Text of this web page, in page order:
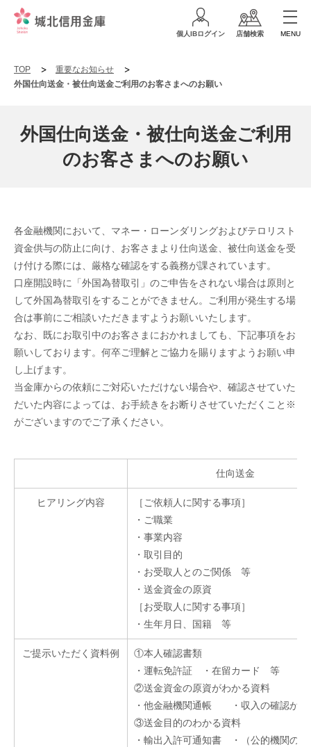
個人IBログイン 店舗検索 MENU
TOP
重要なお知らせ
外国仕向送金・被仕向送金ご利用のお客さまへのお願い
外国仕向送金・被仕向送金ご利用
のお客さまへのお願い
各金融機関において、マネー・ローンダリングおよびテロリスト
資金供与の防止に向け、お客さまより仕向送金、被仕向送金を受
け付ける際には、厳格な確認をする義務が課されています。
口座開設時に「外国為替取引」のご申告をされない場合は原則と
して外国為替取引をすることができません。ご利用が発生する場
合は事前にご相談いただきますようお願いいたします。
なお、既にお取引中のお客さまにおかれましても、下記事項をお
願いしております。何卒ご理解とご協力を賜りますようお願い申
し上げます。
当金庫からの依頼にご対応いただけない場合や、確認させていた
だいた内容によっては、お手続きをお断りさせていただくこと※
がございますのでご了承ください。
仕向送金
ヒアリング内容
［ご依頼人に関する事項］
・ご職業
・事業内容
・取引目的
・お受取人とのご関係 等
・送金資金の原資
［お受取人に関する事項］
・生年月日、国籍 等
ご提示いただく資料例
①本人確認書類
・運転免許証 ・在留カード 等
②送金資金の原資がわかる資料
・他金融機関通帳 ・収入の確認が
③送金目的のわかる資料
・輸出入許可通知書 ・（公的機関の